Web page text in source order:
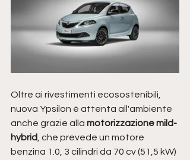
Oltre ai rivestimenti ecosostenibili,
nuova Ypsilon è attenta all'ambiente
anche grazie alla motorizzazione mild-
hybrid , che prevede un motore
benzina 1.0, 3 cilindri da 70 cv (51,5 kW)